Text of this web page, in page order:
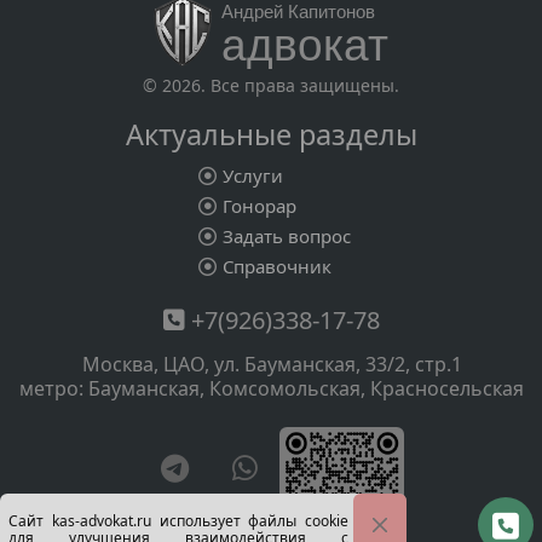
Андрей Капитонов
адвокат
© 2026. Все права защищены.
Актуальные разделы
Услуги
Гонорар
Задать вопрос
Справочник
+7(926)338-17-78
Москва, ЦАО, ул. Бауманская, 33/2, стр.1
метро: Бауманская, Комсомольская, Красносельская
Сайт kas-advokat.ru использует файлы cookie
для улучшения взаимодействия с